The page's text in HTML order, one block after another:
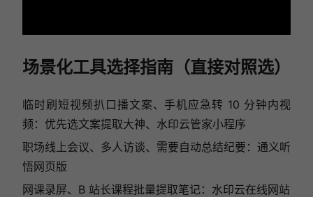
场景化工具选择指南（直接对照选）
临时刷短视频扒口播文案、手机应急转 10 分钟内视
频：优先选文案提取大神、水印云管家小程序
职场线上会议、多人访谈、需要自动总结纪要：通义听
悟网页版
网课录屏、B 站长课程批量提取笔记：水印云在线网站